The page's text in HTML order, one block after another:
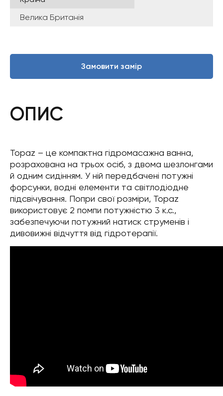
Велика Британія
Замовити замір
ОПИС
Topaz – це компактна гідромасажна ванна,
розрахована на трьох осіб, з двома шезлонгами
й одним сидінням. У ній передбачені потужні
форсунки, водні елементи та світлодіодне
підсвічування. Попри свої розміри, Topaz
використовує 2 помпи потужністю 3 к.с.,
забезпечуючи потужний натиск струменів і
дивовижні відчуття від гідротерапії.